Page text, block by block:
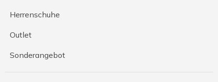
Herrenschuhe
Outlet
Sonderangebot